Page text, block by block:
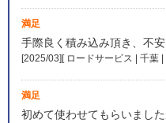
満足
手際良く積み込み頂き、不
[2025/03][ ロードサービス | 千葉 |
満足
初めて使わせてもらいまし